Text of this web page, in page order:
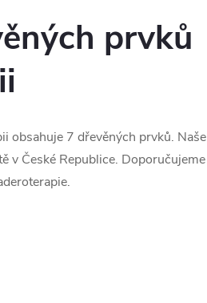
prvků
obsahuje 7 dřevěných prvků. Naše
v České Republice. Doporučujeme